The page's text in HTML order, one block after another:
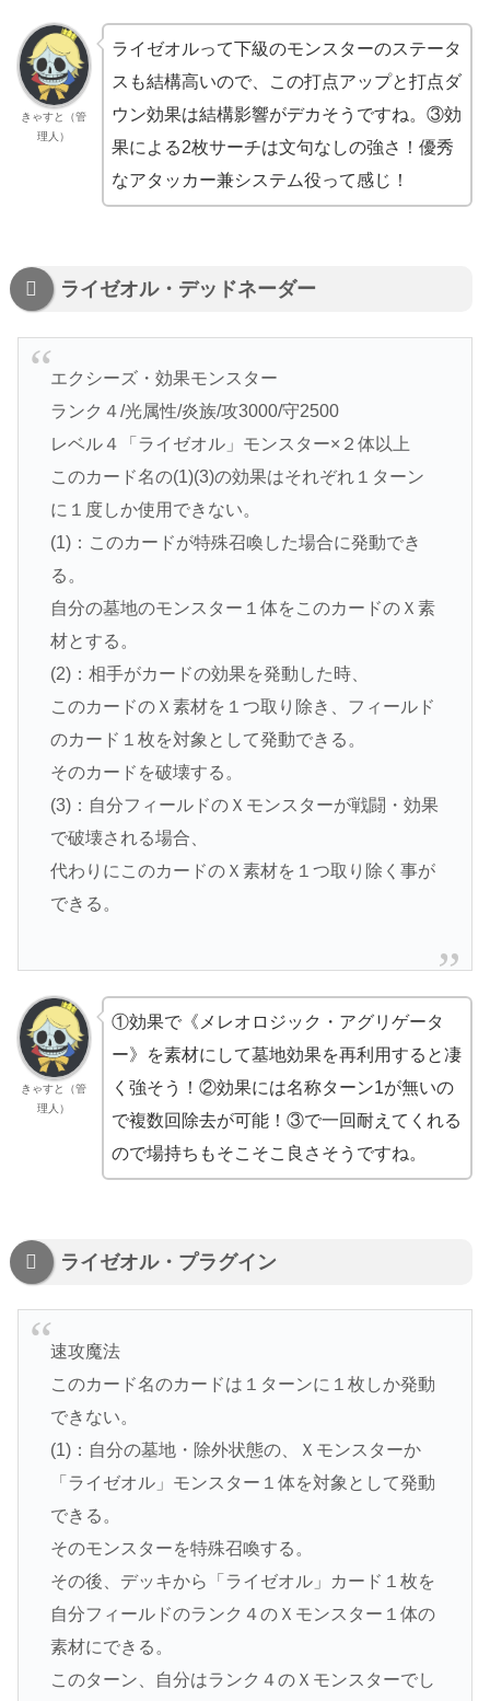
きゃすと（管
理人）
ライゼオルって下級のモンスターのステータ
スも結構高いので、この打点アップと打点ダ
ウン効果は結構影響がデカそうですね。③効
果による2枚サーチは文句なしの強さ！優秀
なアタッカー兼システム役って感じ！
ライゼオル・デッドネーダー
エクシーズ・効果モンスター
ランク４/光属性/炎族/攻3000/守2500
レベル４「ライゼオル」モンスター×２体以上
このカード名の(1)(3)の効果はそれぞれ１ターン
に１度しか使用できない。
(1)：このカードが特殊召喚した場合に発動でき
る。
自分の墓地のモンスター１体をこのカードのＸ素
材とする。
(2)：相手がカードの効果を発動した時、
このカードのＸ素材を１つ取り除き、フィールド
のカード１枚を対象として発動できる。
そのカードを破壊する。
(3)：自分フィールドのＸモンスターが戦闘・効果
で破壊される場合、
代わりにこのカードのＸ素材を１つ取り除く事が
できる。
きゃすと（管
理人）
①効果で《メレオロジック・アグリゲータ
ー》を素材にして墓地効果を再利用すると凄
く強そう！②効果には名称ターン1が無いの
で複数回除去が可能！③で一回耐えてくれる
ので場持ちもそこそこ良さそうですね。
ライゼオル・プラグイン
速攻魔法
このカード名のカードは１ターンに１枚しか発動
できない。
(1)：自分の墓地・除外状態の、Ｘモンスターか
「ライゼオル」モンスター１体を対象として発動
できる。
そのモンスターを特殊召喚する。
その後、デッキから「ライゼオル」カード１枚を
自分フィールドのランク４のＸモンスター１体の
素材にできる。
このターン、自分はランク４のＸモンスターでし